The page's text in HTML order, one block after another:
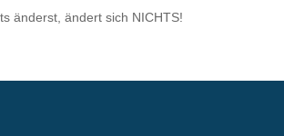
änderst, ändert sich NICHTS!